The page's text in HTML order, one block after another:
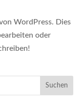
WordPress. Dies
oder